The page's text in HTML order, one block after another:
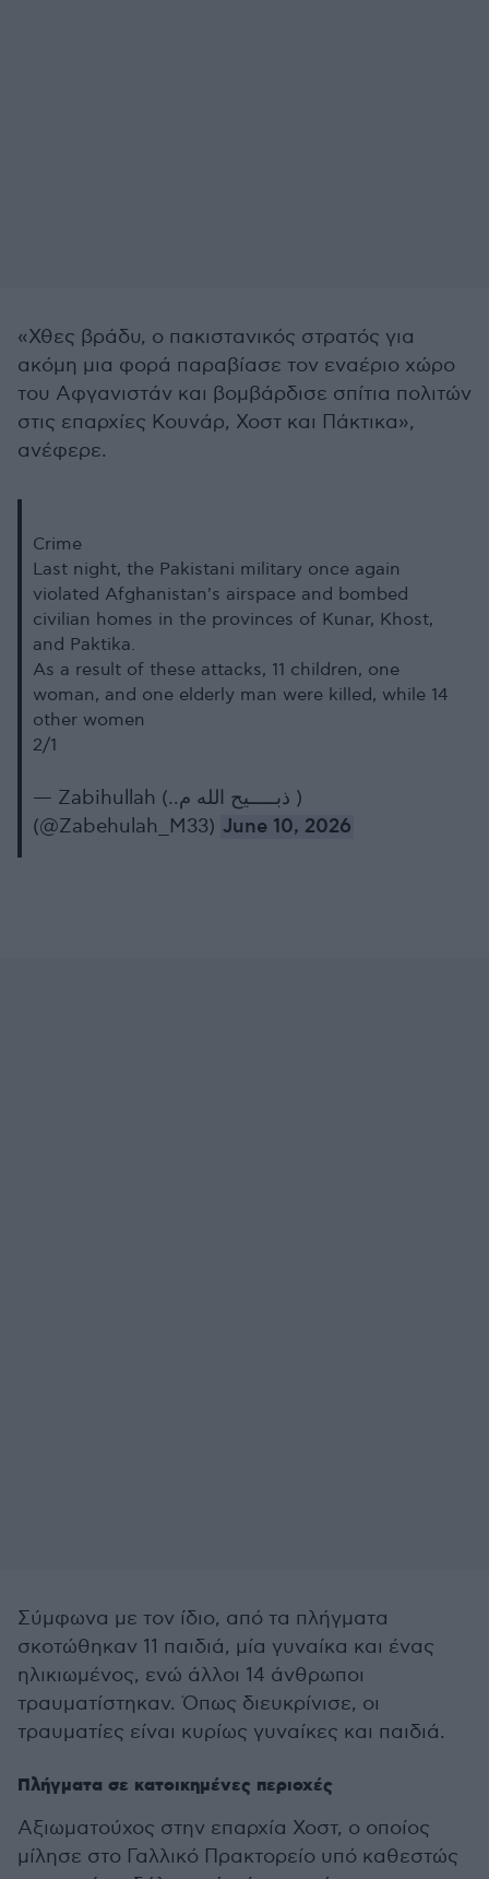
«Χθες βράδυ, ο πακιστανικός στρατός για
ακόμη μια φορά παραβίασε τον εναέριο χώρο
του Αφγανιστάν και βομβάρδισε σπίτια πολιτών
στις επαρχίες Κουνάρ, Χοστ και Πάκτικα»,
ανέφερε.
Crime
Last night, the Pakistani military once again
violated Afghanistan's airspace and bombed
civilian homes in the provinces of Kunar, Khost,
and Paktika.
As a result of these attacks, 11 children, one
woman, and one elderly man were killed, while 14
other women
2/1
— Zabihullah (..ذبـــــیح الله م )
(@Zabehulah_M33) June 10, 2026
Σύμφωνα με τον ίδιο, από τα πλήγματα
σκοτώθηκαν 11 παιδιά, μία γυναίκα και ένας
ηλικιωμένος, ενώ άλλοι 14 άνθρωποι
τραυματίστηκαν. Όπως διευκρίνισε, οι
τραυματίες είναι κυρίως γυναίκες και παιδιά.
Πλήγματα σε κατοικημένες περιοχές
Αξιωματούχος στην επαρχία Χοστ, ο οποίος
μίλησε στο Γαλλικό Πρακτορείο υπό καθεστώς